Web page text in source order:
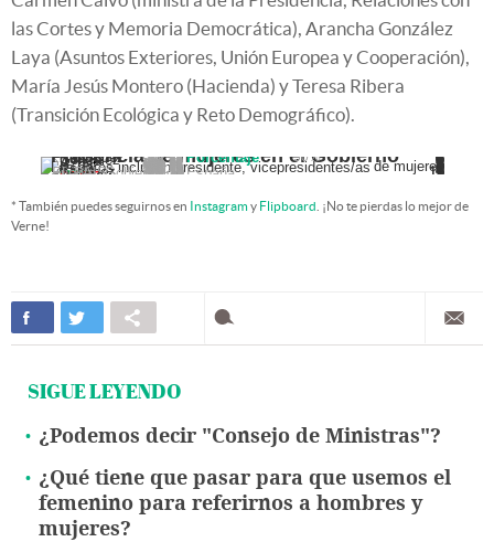
las Cortes y Memoria Democrática), Arancha González
Laya (Asuntos Exteriores, Unión Europea y Cooperación),
María Jesús Montero (Hacienda) y Teresa Ribera
(Transición Ecológica y Reto Demográfico).
Presencia de mujeres en el Gobierno
Los datos incluyen presidente, vicepresidentes/asde mujeres
Porcentaje 50%
Suárez
UCD
0
Jul. 76 0
Jul. 77 0
Abr. 79
Sotelo
UCD
1
Dic. 81 1
Jul. 82 1
Sep. 82
González
PSOE
0
Dic. 82 0
Jul. 85 0
Jul. 86 2
Jul. 88 2
Dic. 89 2
May. 90 2
Ene. 91 2
Mar. 91 2
Ene. 92 2
Jun. 92 3
Jul. 93 3
May. 94 3
Jul. 95
Aznar
4
May. 96 3
Ene. 99 2
Abr. 99 3
Abr. 00 3
Jul. 02 4
Mar. 03 5
Sep. 03
Rodríguez
Zapatero
8
Abr. 04 8
Abr. 06 8
Sep. 06 7
Jul. 07 9
Abr. 08 7
Oct. 10 7
Jul. 11
Rajoy
4
Dic. 11 5
Abr. 14 5
Sep. 14 4
Dic. 14 4
Dic. 15 3
Abr. 16 3
Jul. 16 3
Ago. 16 5
Nov. 16
Pedro
Sánchez
11
Jun. 18 11
Ene. 19
Fuente: Gobierno de España.
EL PAÍS
* También puedes seguirnos en Instagramy Flipboard . ¡No te pierdas lo mejor de
Verne!
SIGUE LEYENDO
¿Podemos decir "Consejo de Ministras"?
¿Qué tiene que pasar para que usemos el
femenino para referirnos a hombres y
mujeres?